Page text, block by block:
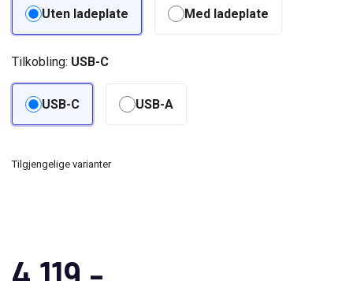
Uten ladeplate Med ladeplate
Tilkobling: USB-C
USB-C USB-A
Tilgjengelige varianter